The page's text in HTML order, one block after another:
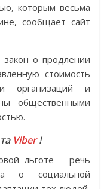
которым весьма
сообщает сайт
закон о продлении
стоимость
организаций и
общественными
Viber!
льготе – речь
о социальной